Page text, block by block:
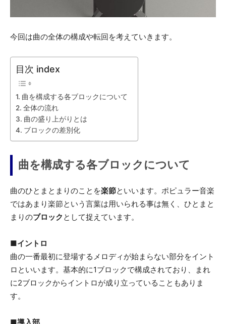
今回は曲の全体の構成や転回を考えていきます。
目次 index
曲を構成する各ブロックについて
全体の流れ
曲の盛り上がりとは
ブロックの差別化
曲を構成する各ブロックについて
曲のひとまとまりのことを楽節といいます。ポピュラー音楽
ではあまり楽節という言葉は用いられる事は無く、ひとまと
まりのブロック として捉えています。
■イントロ
曲の一番最初に登場するメロディが始まらない部分をイント
ロといいます。基本的に1ブロックで構成されており、まれ
に2ブロックからイントロが成り立っていることもありま
す。